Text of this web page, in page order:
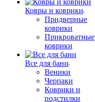
Ковры и коврики
Придверные
коврики
Прикроватные
коврики
Все для бани
Веники
Черпаки
Коврики и
подстилки